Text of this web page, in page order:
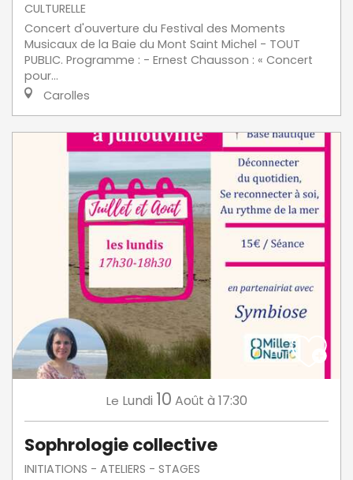
CULTURELLE
Concert d'ouverture du Festival des Moments
Musicaux de la Baie du Mont Saint Michel - TOUT
PUBLIC. Programme : - Ernest Chausson : « Concert
pour...
Carolles
Le Lundi 10 Août à 17:30
Sophrologie collective
INITIATIONS - ATELIERS - STAGES